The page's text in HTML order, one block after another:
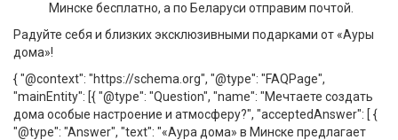
Минске бесплатно, а по Беларуси отправим почтой.
Радуйте себя и близких эксклюзивными подарками от «Ауры
дома»!
{ "@context": "https://schema.org", "@type": "FAQPage",
"mainEntity": [{ "@type": "Question", "name": "Мечтаете создать
дома особые настроение и атмосферу?", "acceptedAnswer": [ {
"@type": "Answer", "text": "«Аура дома» в Минске предлагает